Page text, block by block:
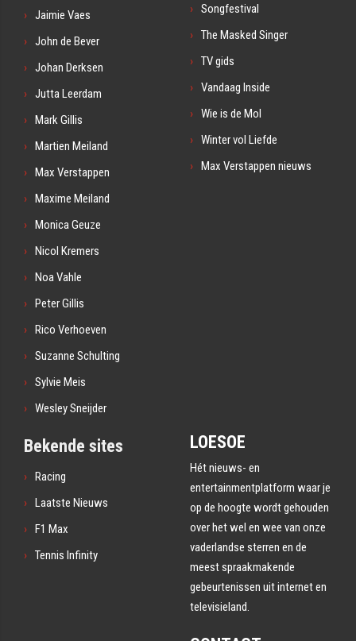
Jaimie Vaes
John de Bever
Johan Derksen
Jutta Leerdam
Mark Gillis
Martien Meiland
Max Verstappen
Maxime Meiland
Monica Geuze
Nicol Kremers
Noa Vahle
Peter Gillis
Rico Verhoeven
Suzanne Schulting
Sylvie Meis
Wesley Sneijder
Songfestival
The Masked Singer
TV gids
Vandaag Inside
Wie is de Mol
Winter vol Liefde
Max Verstappen nieuws
Bekende sites
Racing
Laatste Nieuws
F1 Max
Tennis Infinity
LOESOE
Hét nieuws- en
entertainmentplatform waar je
op de hoogte wordt gehouden
over het wel en wee van onze
vaderlandse sterren en de
meest spraakmakende
gebeurtenissen uit internet en
televisieland.